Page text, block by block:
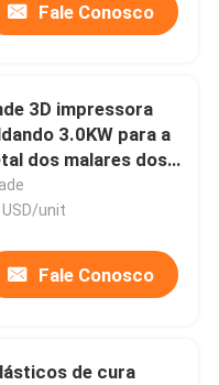
Fale Conosco
3D impressora
3.0KW para a
dos malares dos
unit
Fale Conosco
de cura